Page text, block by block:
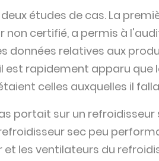
données relatives aux
est rapidement apparu que
celles auxquelles il
portait sur un refroidisseur
les ventilateurs du
directe de la
d'efficacité, les coûts